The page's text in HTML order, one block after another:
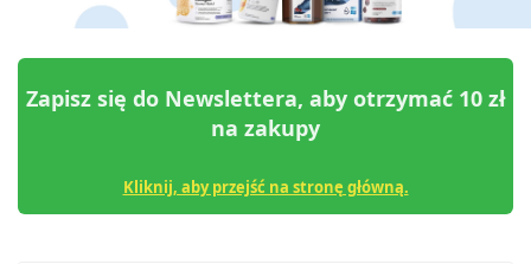
Zapisz się do Newslettera, aby otrzymać 10 zł
na zakupy
Kliknij, aby przejść na stronę główną.